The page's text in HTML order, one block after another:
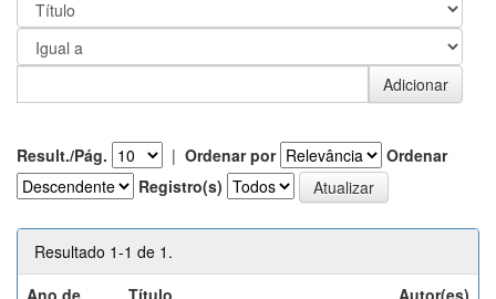
Result./Pág. | Ordenar por
Ordenar
Registro(s)
Resultado 1-1 de 1.
Ano de
Título Autor(es)